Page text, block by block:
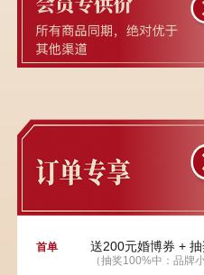
首单 送200元婚博券 + 抽
（抽奖100%中：品牌